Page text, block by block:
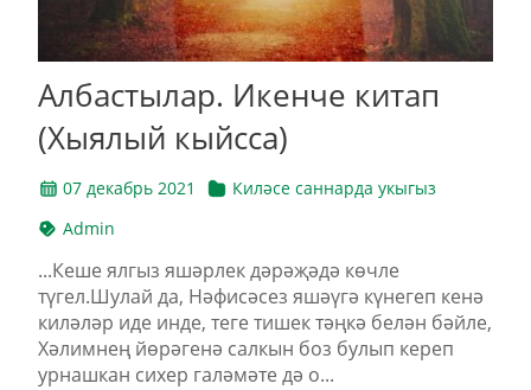
Албастылар. Икенче китап
(Хыялый кыйсса)
07 декабрь 2021
Киләсе саннарда укыгыз
Admin
...Кеше ялгыз яшәрлек дәрәҗәдә көчле
түгел.Шулай да, Нәфисәсез яшәүгә күнегеп кенә
киләләр иде инде, теге тишек тәңкә белән бәйле,
Хәлимнең йөрәгенә салкын боз булып кереп
урнашкан сихер галәмәте дә о...